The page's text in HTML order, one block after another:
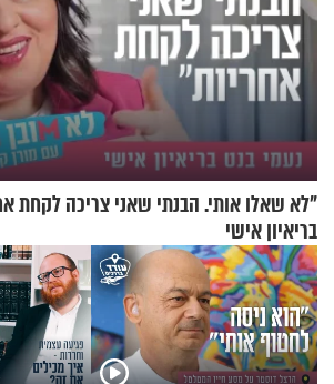
"לא שאלו אותי. הבנתי שאני צריכה לקחת
בריאיון אישי